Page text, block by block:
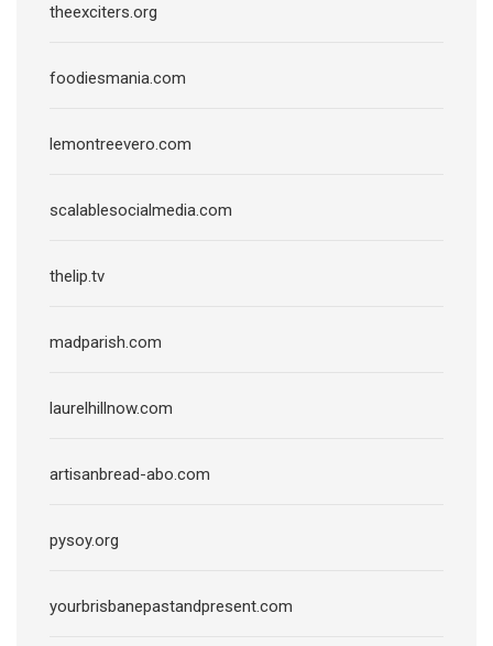
theexciters.org
foodiesmania.com
lemontreevero.com
scalablesocialmedia.com
thelip.tv
madparish.com
laurelhillnow.com
artisanbread-abo.com
pysoy.org
yourbrisbanepastandpresent.com